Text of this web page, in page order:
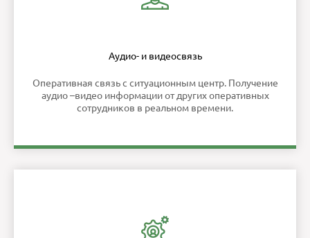
Аудио- и видеосвязь
Оперативная связь с ситуационным центр. Получение
аудио –видео информации от других оперативных
сотрудников в реальном времени.